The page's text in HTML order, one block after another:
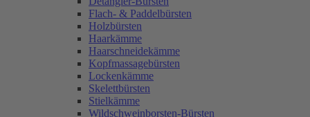
Flach- & Paddelbürsten
Holzbürsten
Haarkämme
Haarschneidekämme
Kopfmassagebürsten
Lockenkämme
Skelettbürsten
Stielkämme
Wildschweinborsten-Bürsten